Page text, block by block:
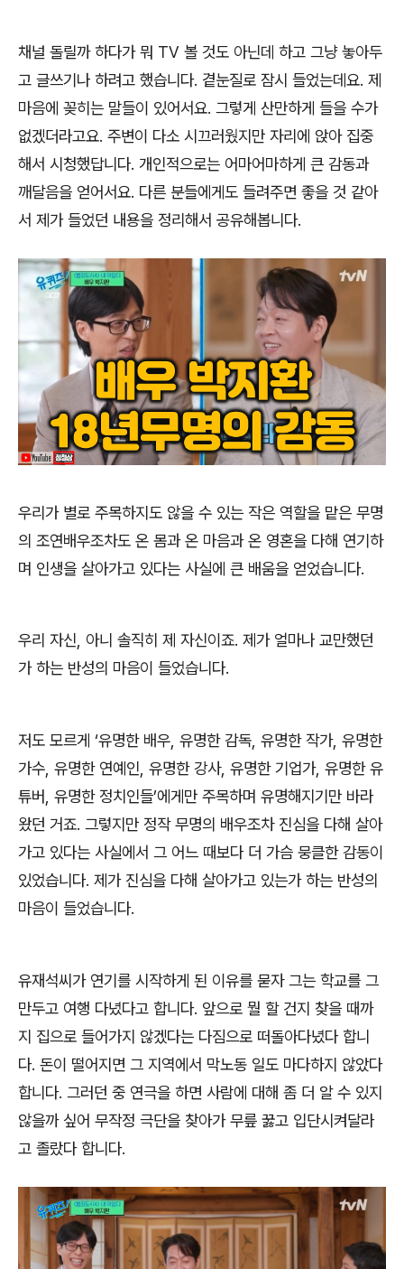
채널 돌릴까 하다가 뭐 TV 볼 것도 아닌데 하고 그냥 놓아두
고 글쓰기나 하려고 했습니다. 곁눈질로 잠시 들었는데요. 제
마음에 꽂히는 말들이 있어서요. 그렇게 산만하게 들을 수가
없겠더라고요. 주변이 다소 시끄러웠지만 자리에 앉아 집중
해서 시청했답니다. 개인적으로는 어마어마하게 큰 감동과
깨달음을 얻어서요. 다른 분들에게도 들려주면 좋을 것 같아
서 제가 들었던 내용을 정리해서 공유해봅니다.
우리가 별로 주목하지도 않을 수 있는 작은 역할을 맡은 무명
의 조연배우조차도 온 몸과 온 마음과 온 영혼을 다해 연기하
며 인생을 살아가고 있다는 사실에 큰 배움을 얻었습니다.
우리 자신, 아니 솔직히 제 자신이죠. 제가 얼마나 교만했던
가 하는 반성의 마음이 들었습니다.
저도 모르게 ‘유명한 배우, 유명한 감독, 유명한 작가, 유명한
가수, 유명한 연예인, 유명한 강사, 유명한 기업가, 유명한 유
튜버, 유명한 정치인들’에게만 주목하며 유명해지기만 바라
왔던 거죠. 그렇지만 정작 무명의 배우조차 진심을 다해 살아
가고 있다는 사실에서 그 어느 때보다 더 가슴 뭉클한 감동이
있었습니다. 제가 진심을 다해 살아가고 있는가 하는 반성의
마음이 들었습니다.
유재석씨가 연기를 시작하게 된 이유를 묻자 그는 학교를 그
만두고 여행 다녔다고 합니다. 앞으로 뭘 할 건지 찾을 때까
지 집으로 들어가지 않겠다는 다짐으로 떠돌아다녔다 합니
다. 돈이 떨어지면 그 지역에서 막노동 일도 마다하지 않았다
합니다. 그러던 중 연극을 하면 사람에 대해 좀 더 알 수 있지
않을까 싶어 무작정 극단을 찾아가 무릎 꿇고 입단시켜달라
고 졸랐다 합니다.